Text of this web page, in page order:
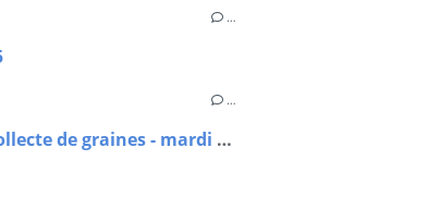
…
…
animation collecte de graines - mardi 5 novembre à 14h00 à Saint-Côme d'Olt